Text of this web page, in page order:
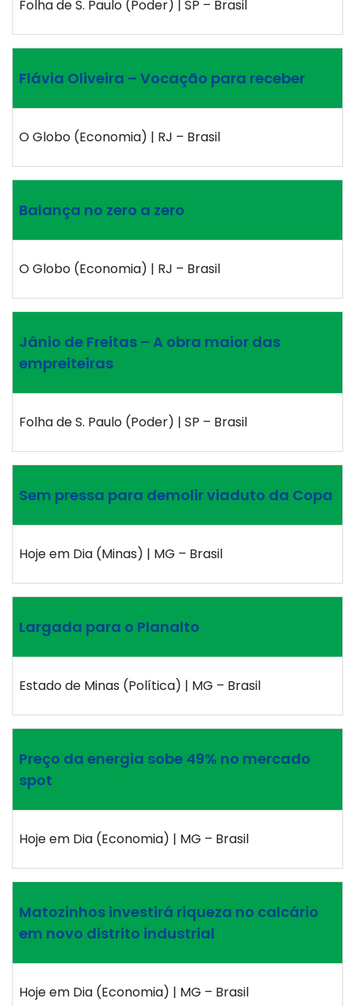
Folha de S. Paulo (Poder) | SP – Brasil
Flávia Oliveira – Vocação para receber
O Globo (Economia) | RJ – Brasil
Balança no zero a zero
O Globo (Economia) | RJ – Brasil
Jânio de Freitas – A obra maior das
empreiteiras
Folha de S. Paulo (Poder) | SP – Brasil
Sem pressa para demolir viaduto da Copa
Hoje em Dia (Minas) | MG – Brasil
Largada para o Planalto
Estado de Minas (Política) | MG – Brasil
Preço da energia sobe 49% no mercado
spot
Hoje em Dia (Economia) | MG – Brasil
Matozinhos investirá riqueza no calcário
em novo distrito industrial
Hoje em Dia (Economia) | MG – Brasil